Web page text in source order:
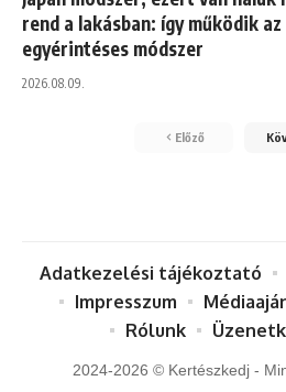
rend a lakásban: így működik az
egyérintéses módszer
2026.08.09.
Előző
2024-2026 © Kertészkedj -
Adatkezelési tájékoztató
Impresszum
Rólunk